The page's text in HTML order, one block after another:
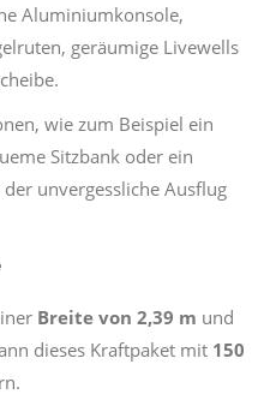
Aluminiumkonsole,
geräumige Livewells
wie zum Beispiel ein
Sitzbank oder ein
unvergessliche Ausflug
Breite von 2,39 m und
dieses Kraftpaket mit 150